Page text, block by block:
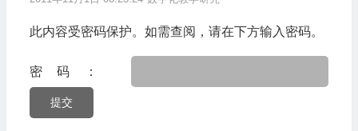
此内容受密码保护。如需查阅，请在下方输入密码。
密码：